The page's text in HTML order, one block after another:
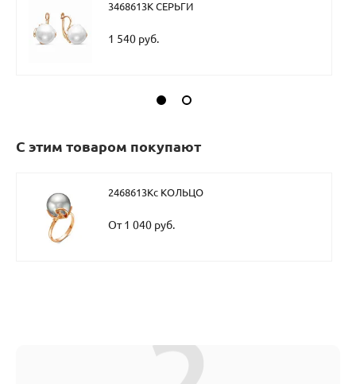
3468613К СЕРЬГИ
1 540 руб.
С этим товаром покупают
2468613Кс КОЛЬЦО
От 1 040 руб.